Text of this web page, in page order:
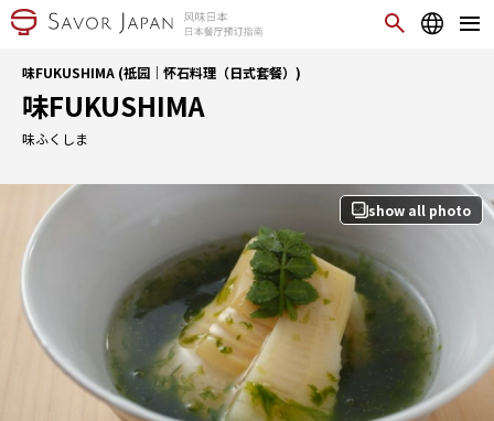
味FUKUSHIMA (祗园｜怀石料理（日式套餐）)
味FUKUSHIMA
味ふくしま
show all photo